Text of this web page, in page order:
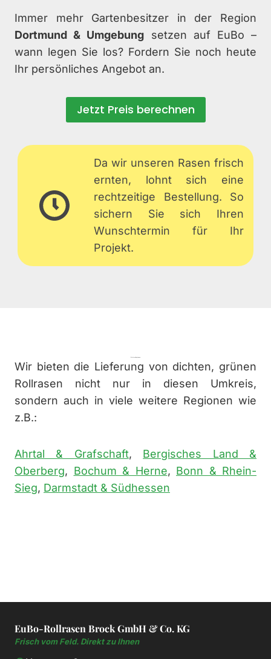
Immer mehr Gartenbesitzer in der Region
Dortmund & Umgebung setzen auf EuBo –
wann legen Sie los? Fordern Sie noch heute
Ihr persönliches Angebot an.
Jetzt Preis berechnen
Da wir unseren Rasen frisch
ernten, lohnt sich eine
rechtzeitige Bestellung. So
sichern Sie sich Ihren
Wunschtermin für Ihr
Projekt.
Wir bieten die Lieferung von dichten, grünen
Rollrasen nicht nur in diesen Umkreis,
sondern auch in viele weitere Regionen wie
z.B.:
Ahrtal & Grafschaft, Bergisches Land &
Oberberg, Bochum & Herne, Bonn & Rhein-
Sieg, Darmstadt & Südhessen
EuBo-Rollrasen Brock GmbH & Co. KG
Frisch vom Feld. Direkt zu Ihnen